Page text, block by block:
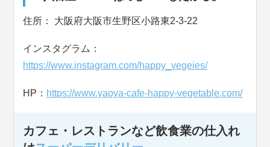
住所： 大阪府大阪市生野区小路東2-3-22
インスタグラム：
https://www.instagram.com/happy_vegeies/
HP： https://www.yaoya-cafe-happy-vegetable.com/
カフェ・レストランなど飲食業の仕入れ